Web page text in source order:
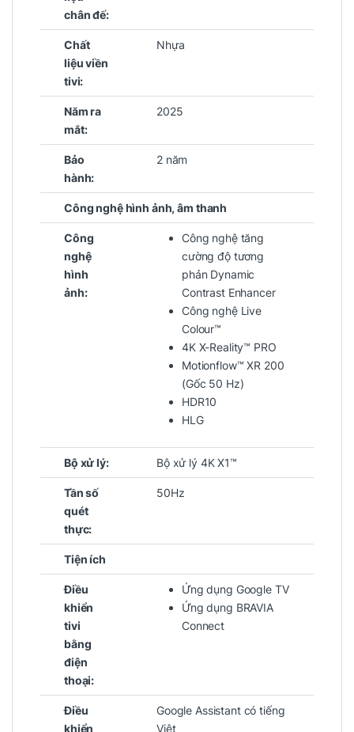
chân đế:
Chất
liệu viền
tivi:
Nhựa
Năm ra
mắt:
2025
Bảo
hành:
2 năm
Công nghệ hình ảnh, âm thanh
Công
nghệ
hình
ảnh:
Công nghệ tăng
cường độ tương
phản Dynamic
Contrast Enhancer
Công nghệ Live
Colour™
4K X-Reality™ PRO
Motionflow™ XR 200
(Gốc 50 Hz)
HDR10
HLG
Bộ xử lý: Bộ xử lý 4K X1™
Tần số
quét
thực:
50Hz
Tiện ích
Điều
khiển
tivi
bằng
điện
thoại:
Ứng dụng Google TV
Ứng dụng BRAVIA
Connect
Điều
khiển
Google Assistant có tiếng
Việt